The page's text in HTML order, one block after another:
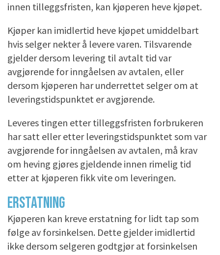
innen tilleggsfristen, kan kjøperen heve kjøpet.
Kjøper kan imidlertid heve kjøpet umiddelbart
hvis selger nekter å levere varen. Tilsvarende
gjelder dersom levering til avtalt tid var
avgjørende for inngåelsen av avtalen, eller
dersom kjøperen har underrettet selger om at
leveringstidspunktet er avgjørende.
Leveres tingen etter tilleggsfristen forbrukeren
har satt eller etter leveringstidspunktet som var
avgjørende for inngåelsen av avtalen, må krav
om heving gjøres gjeldende innen rimelig tid
etter at kjøperen fikk vite om leveringen.
ERSTATNING
Kjøperen kan kreve erstatning for lidt tap som
følge av forsinkelsen. Dette gjelder imidlertid
ikke dersom selgeren godtgjør at forsinkelsen